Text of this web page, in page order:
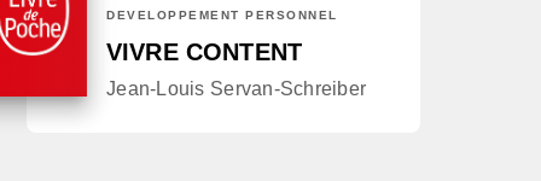
DÉVELOPPEMENT PERSONNEL
VIVRE CONTENT
Jean-Louis Servan-Schreiber